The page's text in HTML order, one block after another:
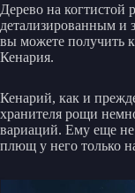
Дерево на когтистой
детализированным и
вы можете получить
Кенария.
Кенарий, как и
хранителя рощи
вариаций. Ему еще не
плющ у него только